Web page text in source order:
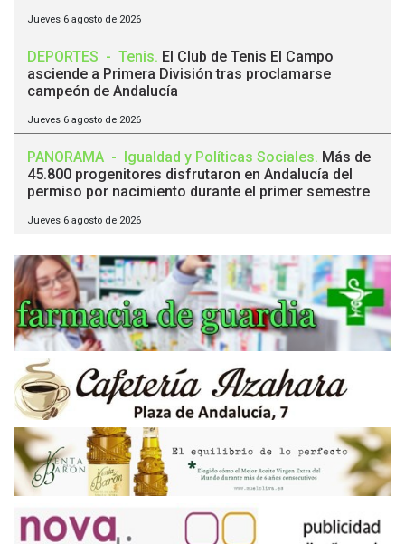
Jueves 6 agosto de 2026
DEPORTES - Tenis. El Club de Tenis El Campo
asciende a Primera División tras proclamarse
campeón de Andalucía
Jueves 6 agosto de 2026
PANORAMA - Igualdad y Políticas Sociales. Más de
45.800 progenitores disfrutaron en Andalucía del
permiso por nacimiento durante el primer semestre
Jueves 6 agosto de 2026